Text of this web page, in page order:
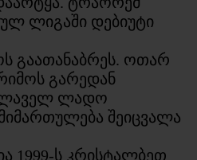
ლიგაში დებიუტი
გაათანაბრეს. ოთარ
გარედან
ლადო
შეიცვალა
1999-ს კრისტალბეთ